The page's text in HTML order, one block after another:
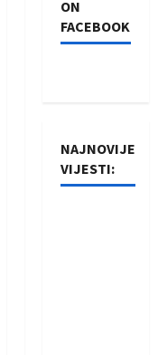
ON
FACEBOOK
NAJNOVIJE
VIJESTI: